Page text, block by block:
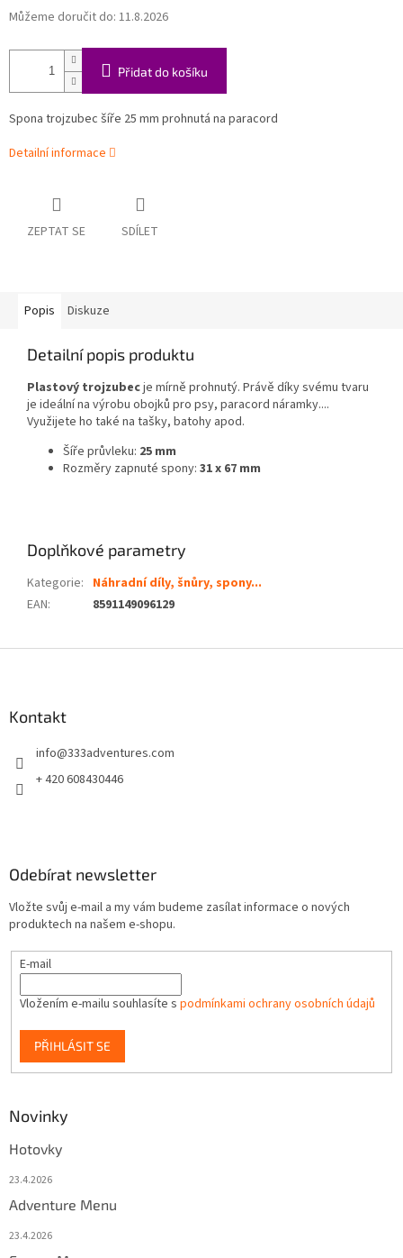
Můžeme doručit do: 11.8.2026
Přidat do košíku
Spona trojzubec šíře 25 mm prohnutá na paracord
Detailní informace
ZEPTAT SE SDÍLET
Popis Diskuze
Detailní popis produktu
Plastový trojzubecje mírně prohnutý. Právě díky svému tvaru
je ideální na výrobu obojků pro psy, paracord náramky....
Využijete ho také na tašky, batohy apod.
Šíře průvleku: 25 mm
Rozměry zapnuté spony: 31 x 67 mm
Doplňkové parametry
Kategorie: Náhradní díly, šnůry, spony...
EAN: 8591149096129
Kontakt
info@333adventures.com
+ 420 608430446
Odebírat newsletter
Vložte svůj e-mail a my vám budeme zasílat informace o nových
produktech na našem e-shopu.
E-mail
Vložením e-mailu souhlasíte s podmínkami ochrany osobních údajů
PŘIHLÁSIT SE
Novinky
Hotovky
23.4.2026
Adventure Menu
23.4.2026